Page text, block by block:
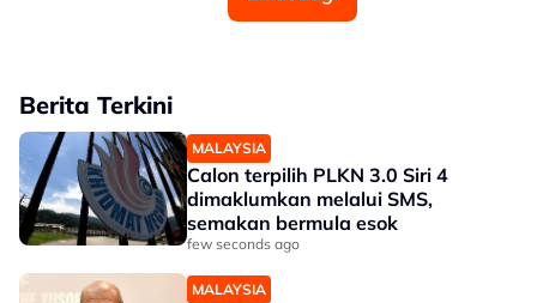
Berita Terkini
MALAYSIA
Calon terpilih PLKN 3.0 Siri 4
dimaklumkan melalui SMS,
semakan bermula esok
few seconds ago
MALAYSIA